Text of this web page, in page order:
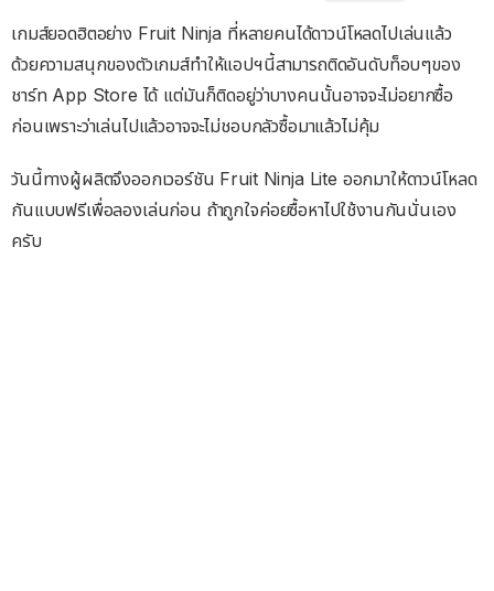
เกมส์ยอดฮิตอย่าง Fruit Ninja ที่หลายคนได้ดาวน์โหลดไปเล่นแล้ว
ด้วยความสนุกของตัวเกมส์ทำให้แอปฯนี้สามารถติดอันดับท็อบๆของ
ชาร์ท App Store ได้ แต่มันก็ติดอยู่ว่าบางคนนั้นอาจจะไม่อยากซื้อ
ก่อนเพราะว่าเล่นไปแล้วอาจจะไม่ชอบกลัวซื้อมาแล้วไม่คุ้ม
วันนี้ทางผู้ผลิตจึงออกเวอร์ชัน Fruit Ninja Lite ออกมาให้ดาวน์โหลด
กันแบบฟรีเพื่อลองเล่นก่อน ถ้าถูกใจค่อยซื้อหาไปใช้งานกันนั่นเอง
ครับ